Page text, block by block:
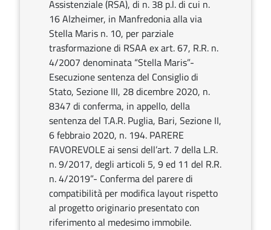
Assistenziale (RSA), di n. 38 p.l. di cui n.
16 Alzheimer, in Manfredonia alla via
Stella Maris n. 10, per parziale
trasformazione di RSAA ex art. 67, R.R. n.
4/2007 denominata “Stella Maris”-
Esecuzione sentenza del Consiglio di
Stato, Sezione III, 28 dicembre 2020, n.
8347 di conferma, in appello, della
sentenza del T.A.R. Puglia, Bari, Sezione II,
6 febbraio 2020, n. 194. PARERE
FAVOREVOLE ai sensi dell’art. 7 della L.R.
n. 9/2017, degli articoli 5, 9 ed 11 del R.R.
n. 4/2019”- Conferma del parere di
compatibilità per modifica layout rispetto
al progetto originario presentato con
riferimento al medesimo immobile.